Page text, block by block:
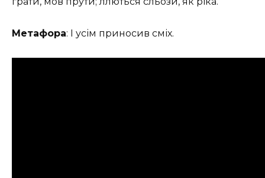
Метафора: І усім приносив сміх.